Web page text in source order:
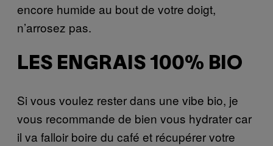
encore humide au bout de votre doigt,
n’arrosez pas.
LES ENGRAIS 100% BIO
Si vous voulez rester dans une vibe bio, je
vous recommande de bien vous hydrater car
il va falloir boire du café et récupérer votre